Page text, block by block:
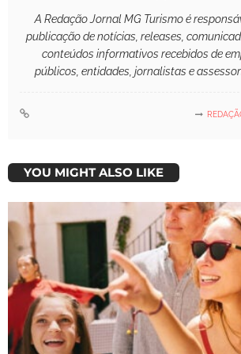
A Redação Jornal MG Turismo é
publicação de notícias, releases,
conteúdos informativos recebidos de
públicos, entidades, jornalistas e
YOU MIGHT ALSO LIKE